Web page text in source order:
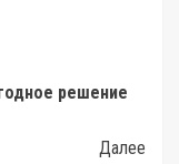
решение
Далее